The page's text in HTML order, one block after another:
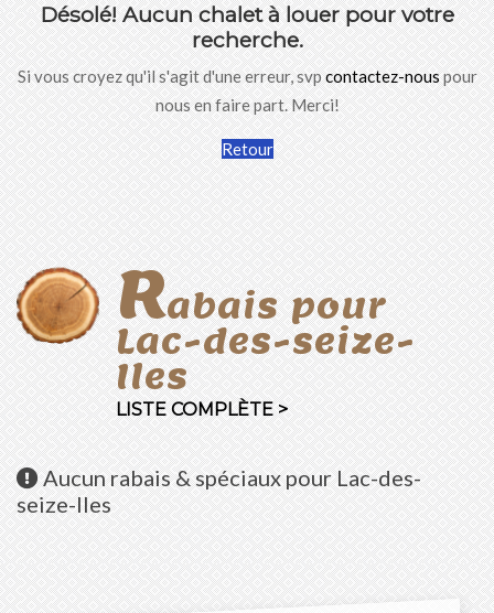
Désolé!Aucun chalet à louer pour votre
recherche.
Si vous croyez qu'il s'agit d'une erreur, svpcontactez-nouspour
nous en faire part. Merci!
Retour
Rabais pour
Lac-des-seize-
Iles
LISTE COMPLÈTE >
Aucunrabais & spéciaux pour Lac-des-
seize-Iles